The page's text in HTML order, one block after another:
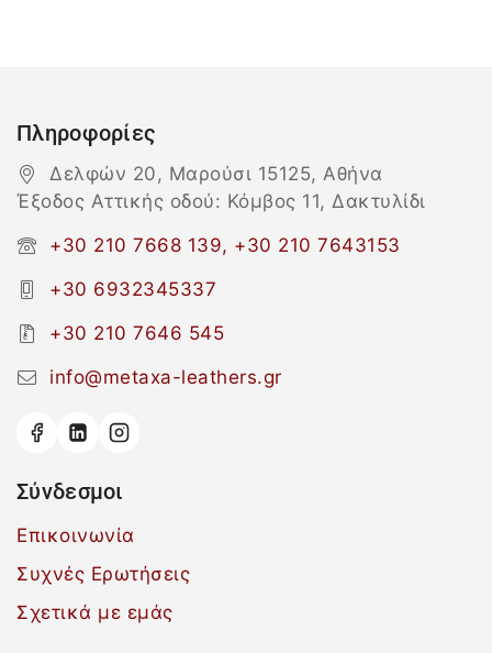
Πληροφορίες
Δελφών 20, Μαρούσι 15125, Αθήνα
Έξοδος Αττικής οδού: Κόμβος 11, Δακτυλίδι
+30 210 7668 139, +30 210 7643153
+30 6932345337
+30 210 7646 545
info@metaxa-leathers.gr
Σύνδεσμοι
Επικοινωνία
Συχνές Ερωτήσεις
Σχετικά με εμάς